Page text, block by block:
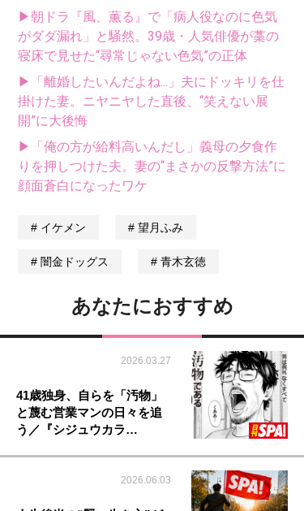
▶朝ドラ『風、薫る』で「病人役なのに色気
がダダ漏れ」と騒然。39歳・人気俳優が藁の
寝床で見せた“尋常じゃない色気”の正体
▶「離婚したいんだよね...」夫にドッキリを仕
掛けた妻。ニヤニヤした直後、“笑えない展
開”に大後悔
▶「俺の方が給料高いんだし」義母の夕食作
りを押しつけた夫。妻の“まさかの反撃方法”に
顔面蒼白になったワケ
イケメン 望月ふみ
闇金ドッグス 青木玄徳
あなたにおすすめ
2026.03.27
41歳独身、自らを「汚物」
と蔑む営業マンの日々を追
う／『シジュウカラ…
2026.06.03